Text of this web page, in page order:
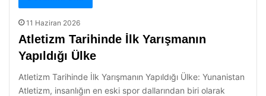
11 Haziran 2026
Atletizm Tarihinde İlk Yarışmanın
Yapıldığı Ülke
Atletizm Tarihinde İlk Yarışmanın Yapıldığı Ülke: Yunanistan
Atletizm, insanlığın en eski spor dallarından biri olarak